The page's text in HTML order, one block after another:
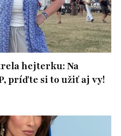
hejterku: Na
príďte si to užiť aj vy!